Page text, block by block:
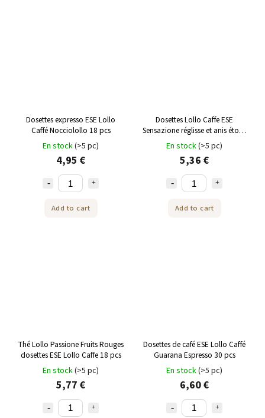
Dosettes expresso ESE Lollo
Caffé Nocciolollo 18 pcs
En stock(>5 pc)
4,95 €
Add to cart
Dosettes Lollo Caffe ESE
Sensazione réglisse et anis étoilé
18pcs
En stock(>5 pc)
5,36 €
Add to cart
Thé Lollo Passione Fruits Rouges
dosettes ESE Lollo Caffe 18 pcs
En stock(>5 pc)
5,77 €
Dosettes de café ESE Lollo Caffé
Guarana Espresso 30 pcs
En stock(>5 pc)
6,60 €